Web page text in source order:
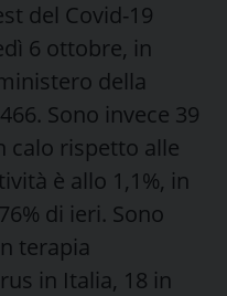
del Covid-19
6 ottobre, in
della
Sono invece 39
calo rispetto alle
è allo 1,1%, in
di ieri. Sono
terapia
in Italia, 18 in